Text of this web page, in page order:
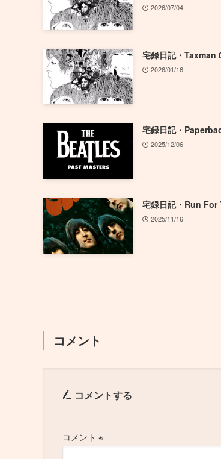
2026/07/04
宅録日記・Taxman
2026/01/16
宅録日記・
2025/12/06
宅録日記・Run
2025/11/16
コメント
コメントする
コメント ※